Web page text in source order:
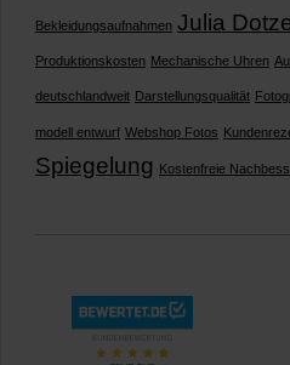
Bekleidungsaufnahmen Julia
Produktionskosten Mechanische Uhren
deutschlandweit Darstellungsqualität
modell entwurf Webshop Fotos
Spiegelung Kostenfreie